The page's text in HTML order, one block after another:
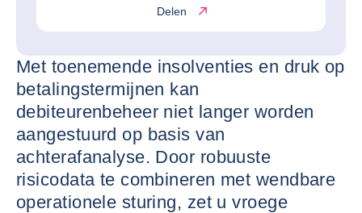
Delen
Met toenemende insolventies en druk op
betalingstermijnen kan
debiteurenbeheer niet langer worden
aangestuurd op basis van
achterafanalyse. Door robuuste
risicodata te combineren met wendbare
operationele sturing, zet u vroege